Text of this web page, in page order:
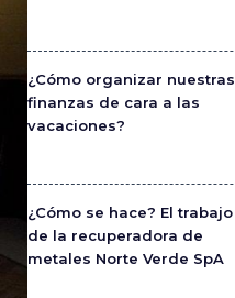
¿Cómo organizar nuestras
finanzas de cara a las
vacaciones?
¿Cómo se hace? El trabajo
de la recuperadora de
metales Norte Verde SpA